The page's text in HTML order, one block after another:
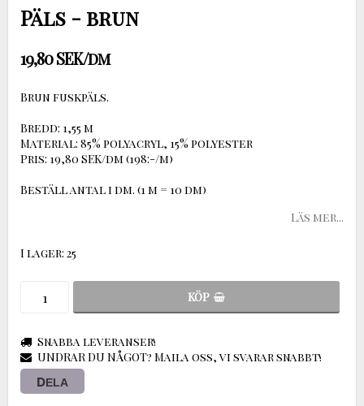
Päls - brun
19,80 SEK/dm
Brun fuskpäls.
Bredd: 1,55 m
Material: 85% polyacryl, 15% polyester
Pris: 19,80 SEK/dm (198:-/m)
Beställ antal i dm. (1 m = 10 dm)
Läs mer...
I lager: 25
KÖP
Snabba leveranser!
UNDRAR DU NÅGOT? Maila oss, vi svarar snabbt!
DELA